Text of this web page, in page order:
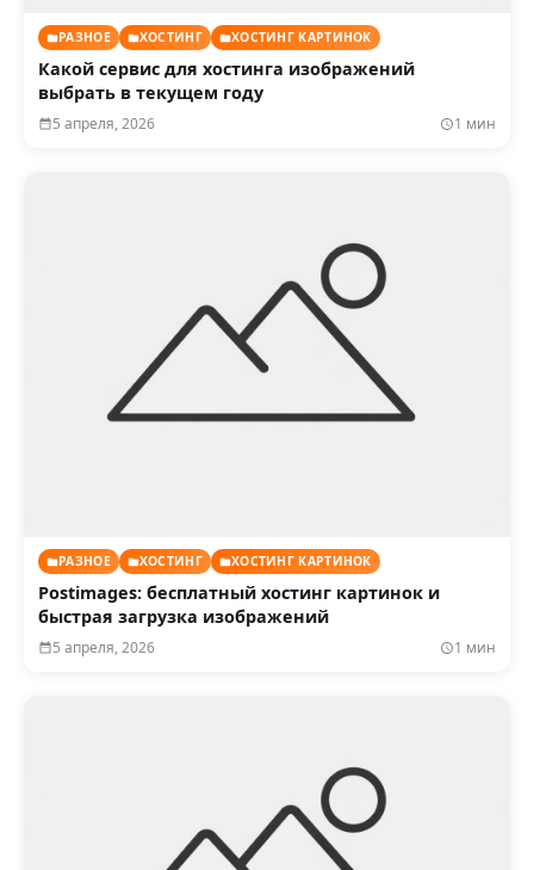
РАЗНОЕ ХОСТИНГ ХОСТИНГ КАРТИНОК
Какой сервис для хостинга изображений
выбрать в текущем году
5 апреля, 2026 1 мин
РАЗНОЕ ХОСТИНГ ХОСТИНГ КАРТИНОК
Postimages: бесплатный хостинг картинок и
быстрая загрузка изображений
5 апреля, 2026 1 мин